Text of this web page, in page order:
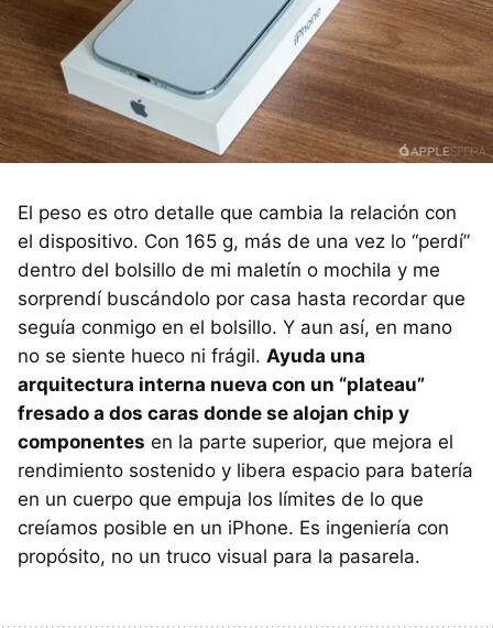
El peso es otro detalle que cambia la relación con
el dispositivo. Con 165 g, más de una vez lo “perdí”
dentro del bolsillo de mi maletín o mochila y me
sorprendí buscándolo por casa hasta recordar que
seguía conmigo en el bolsillo. Y aun así, en mano
no se siente hueco ni frágil. Ayuda una
arquitectura interna nueva con un “plateau”
fresado a dos caras donde se alojan chip y
componentes en la parte superior, que mejora el
rendimiento sostenido y libera espacio para batería
en un cuerpo que empuja los límites de lo que
creíamos posible en un iPhone. Es ingeniería con
propósito, no un truco visual para la pasarela.